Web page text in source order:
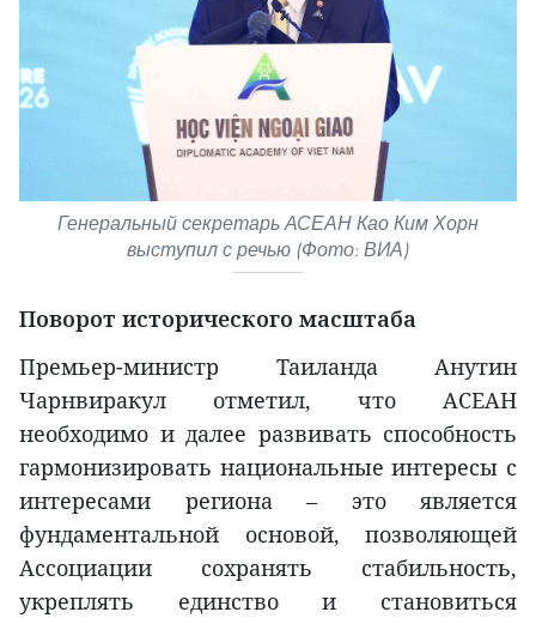
Генеральный секретарь АСЕАН Као Ким Хорн
выступил с речью (Фото: ВИА)
Поворот исторического масштаба
Премьер-министр Таиланда Анутин
Чарнвиракул отметил, что АСЕАН
необходимо и далее развивать способность
гармонизировать национальные интересы с
интересами региона – это является
фундаментальной основой, позволяющей
Ассоциации сохранять стабильность,
укреплять единство и становиться